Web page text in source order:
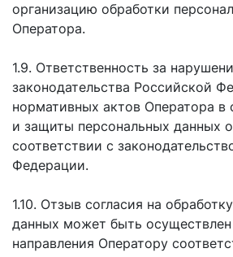
организацию обработки
Оператора.
1.9. Ответственность за
законодательства Российской
нормативных актов Оператора в
и защиты персональных данных
соответствии с
Федерации.
1.10. Отзыв согласия на
данных может быть
направления Оператору